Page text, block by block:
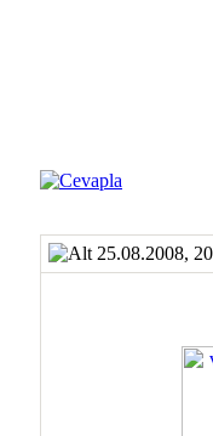
25.08.2008,